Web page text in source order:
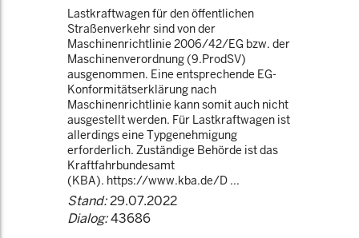
Lastkraftwagen für den öffentlichen
Straßenverkehr sind von der
Maschinenrichtlinie 2006/42/EG bzw. der
Maschinenverordnung (9.ProdSV)
ausgenommen. Eine entsprechende EG-
Konformitätserklärung nach
Maschinenrichtlinie kann somit auch nicht
ausgestellt werden. Für Lastkraftwagen ist
allerdings eine Typgenehmigung
erforderlich. Zuständige Behörde ist das
Kraftfahrbundesamt
(KBA). https://www.kba.de/D ...
Stand:29.07.2022
Dialog:43686